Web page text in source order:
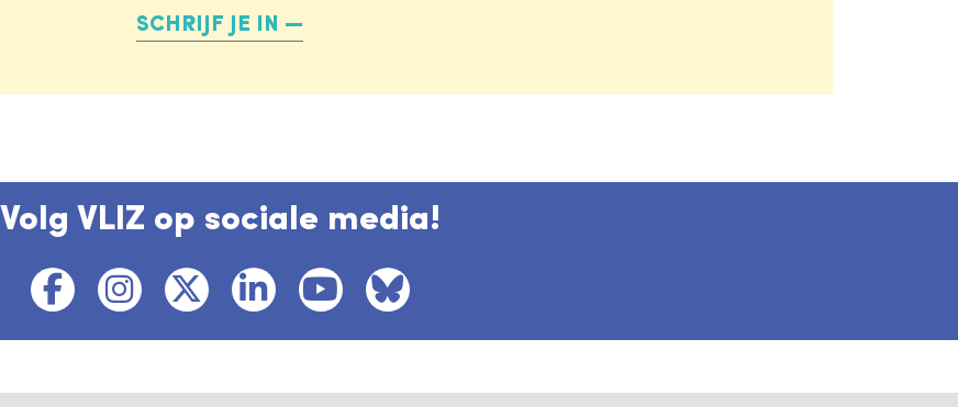
SCHRIJF JE IN
Volg VLIZ op sociale media!